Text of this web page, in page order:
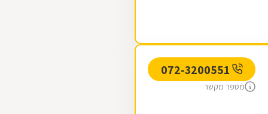
מספר מקשר